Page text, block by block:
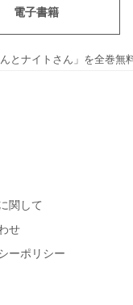
電子書籍
とナイトさん」を全巻
関して
せ
ーポリシー